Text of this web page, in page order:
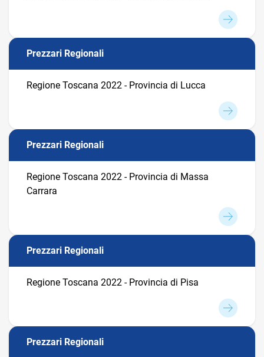
Prezzari Regionali
Regione Toscana 2022 - Provincia di Lucca
Prezzari Regionali
Regione Toscana 2022 - Provincia di Massa
Carrara
Prezzari Regionali
Regione Toscana 2022 - Provincia di Pisa
Prezzari Regionali